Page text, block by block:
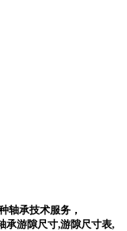
轴承技术服务，
承游隙尺寸,游隙尺寸表,